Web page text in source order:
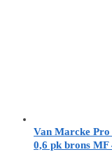
Van Marcke Pro
0,6 pk brons MF